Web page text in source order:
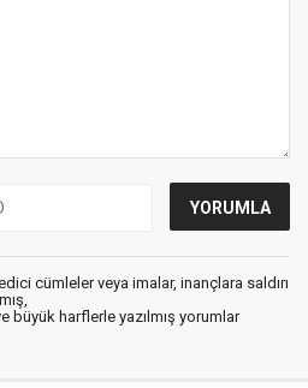
cümleler veya imalar, inançlara saldırı
büyük harflerle yazılmış yorumlar